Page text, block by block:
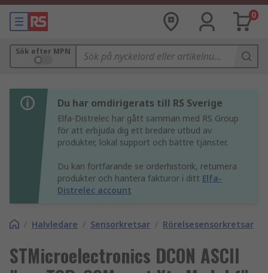
0
Sök efter MPN
Du har omdirigerats till RS Sverige
Elfa-Distrelec har gått samman med RS Group
för att erbjuda dig ett bredare utbud av
produkter, lokal support och bättre tjänster.
Du kan fortfarande se orderhistorik, returnera
produkter och hantera fakturor i ditt Elfa-
Distrelec account
/ Halvledare / Sensorkretsar / Rörelsesensorkretsar
STMicroelectronics DCON ASCII